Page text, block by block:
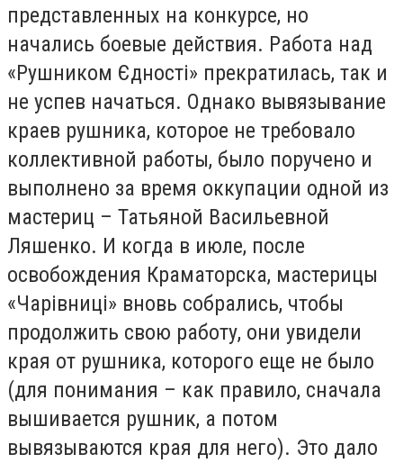
представленных на конкурсе, но
начались боевые действия. Работа над
«Рушником Єдності» прекратилась, так и
не успев начаться. Однако вывязывание
краев рушника, которое не требовало
коллективной работы, было поручено и
выполнено за время оккупации одной из
мастериц – Татьяной Васильевной
Ляшенко. И когда в июле, после
освобождения Краматорска, мастерицы
«Чарівниці» вновь собрались, чтобы
продолжить свою работу, они увидели
края от рушника, которого еще не было
(для понимания – как правило, сначала
вышивается рушник, а потом
вывязываются края для него). Это дало